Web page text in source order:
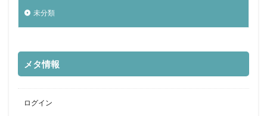
未分類
メタ情報
ログイン